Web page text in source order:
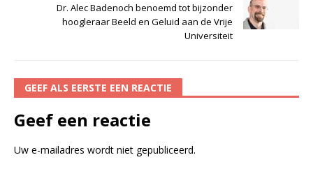
Dr. Alec Badenoch benoemd tot bijzonder
hoogleraar Beeld en Geluid aan de Vrije
Universiteit
GEEF ALS EERSTE EEN REACTIE
Geef een reactie
Uw e-mailadres wordt niet gepubliceerd.